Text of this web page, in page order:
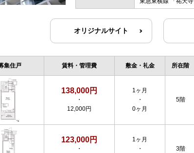
オリジナルサイト
集住戸 賃料・管理費 敷金・礼金 所在階
138,000円
・
12,000円
1ヶ月
・
0ヶ月
5階
123,000円
・
1ヶ月
・
3階